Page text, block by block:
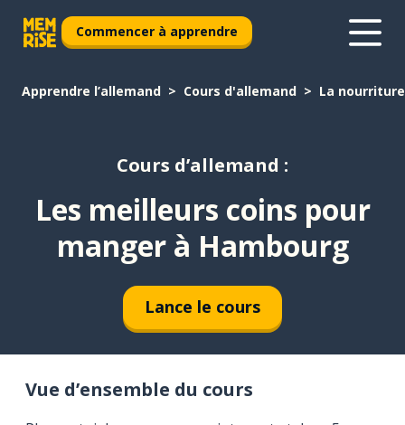
Commencer à apprendre
Apprendre l’allemand Cours d'allemand La nourriture
Cours d’allemand :
Les meilleurs coins pour
manger à Hambourg
Lance le cours
Vue d’ensemble du cours